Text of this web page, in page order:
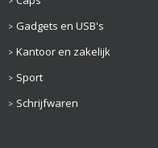
Gadgets en USB's
Kantoor en zakelijk
Sport
Schrijfwaren